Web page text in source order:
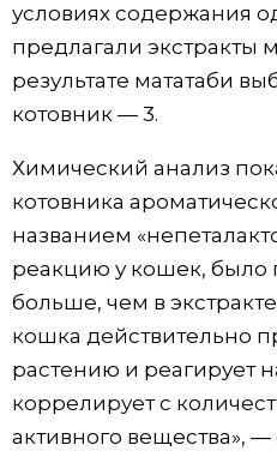
условиях содержания
предлагали экстракты
результате мататаби
котовник — 3.
Химический анализ
котовника
названием
реакцию у кошек, было
больше, чем в экстракте
кошка действительно
растению и реагирует
коррелирует с
активного вещества», —